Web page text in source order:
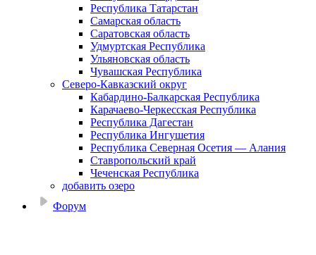
Республика Татарстан
Самарская область
Саратовская область
Удмуртская Республика
Ульяновская область
Чувашская Республика
Северо-Кавказский округ
Кабардино-Балкарская Республика
Карачаево-Черкесская Республика
Республика Дагестан
Республика Ингушетия
Республика Северная Осетия — Алания
Ставропольский край
Чеченская Республика
добавить озеро
Форум